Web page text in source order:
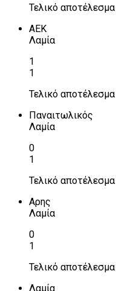
Τελικό αποτέλεσμα
ΑΕΚ
Λαμία
1
1
Τελικό αποτέλεσμα
Παναιτωλικός
Λαμία
0
1
Τελικό αποτέλεσμα
Αρης
Λαμία
0
1
Τελικό αποτέλεσμα
Λαμία